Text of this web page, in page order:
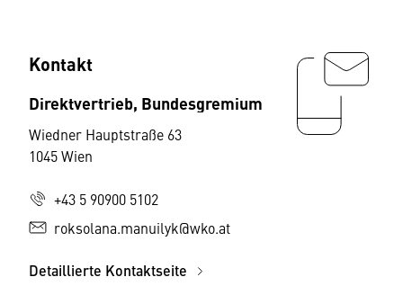
Kontakt
Direktvertrieb, Bundesgremium
Wiedner Hauptstraße 63
1045 Wien
+43 5 90900 5102
roksolana.manuilyk@wko.at
Detaillierte Kontaktseite